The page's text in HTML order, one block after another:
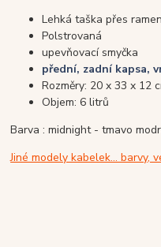
Lehkátaška přes
Polstrovaná
upevňovací smyčka
přední, zadní kapsa,
Rozměry: 20 x 33 x 12
Objem: 6 litrů
Barva : midnight - tmavo
Jiné modely kabelek... barvy,